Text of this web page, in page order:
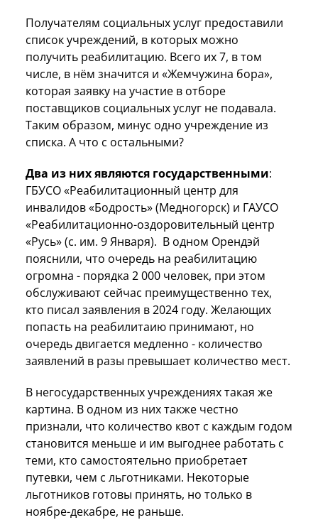
Получателям социальных услуг предоставили
список учреждений, в которых можно
получить реабилитацию. Всего их 7, в том
числе, в нём значится и «Жемчужина бора»,
которая заявку на участие в отборе
поставщиков социальных услуг не подавала.
Таким образом, минус одно учреждение из
списка. А что с остальными?
Два из них являются государственными:
ГБУСО «Реабилитационный центр для
инвалидов «Бодрость» (Медногорск) и ГАУСО
«Реабилитационно-оздоровительный центр
«Русь» (с. им. 9 Января). В одном Орендэй
пояснили, что очередь на реабилитацию
огромна - порядка 2 000 человек, при этом
обслуживают сейчас преимущественно тех,
кто писал заявления в 2024 году. Желающих
попасть на реабилитаию принимают, но
очередь двигается медленно - количество
заявлений в разы превышает количество мест.
В негосударственных учреждениях такая же
картина. В одном из них также честно
признали, что количество квот с каждым годом
становится меньше и им выгоднее работать с
теми, кто самостоятельно приобретает
путевки, чем с льготниками. Некоторые
льготников готовы принять, но только в
ноябре-декабре, не раньше.